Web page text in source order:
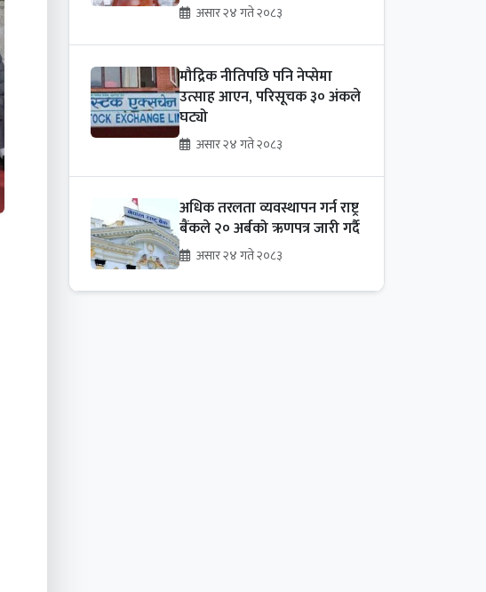
असार २४ गते २०८३
मौद्रिक नीतिपछि पनि नेप्सेमा
उत्साह आएन, परिसूचक ३० अंकले
घट्यो
असार २४ गते २०८३
अधिक तरलता व्यवस्थापन गर्न राष्ट्र
बैंकले २० अर्बको ऋणपत्र जारी गर्दै
असार २४ गते २०८३